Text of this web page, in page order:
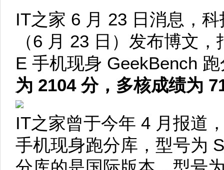
IT之家 6 月 23 日消息，
（6 月 23 日）发布博文
E 手机现身 GeekBench
为 2104 分，多核成绩为
IT之家曾于今年 4 月报道
手机现身跑分库，型号为